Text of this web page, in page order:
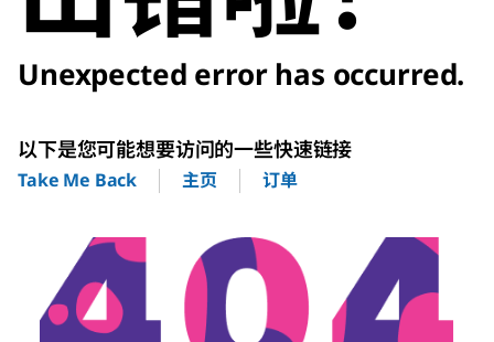
Unexpected error has occurred.
以下是您可能想要访问的一些快速链接
Take Me Back 主页 订单